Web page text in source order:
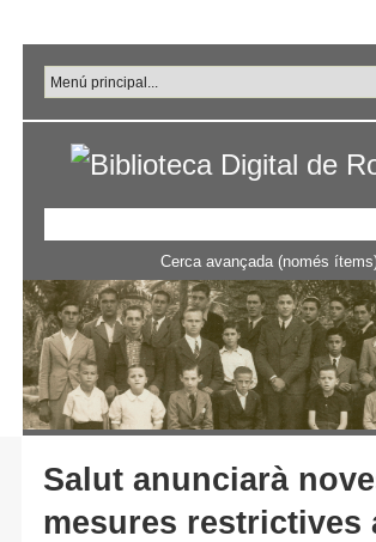
principal
Cerca avançada (només
Salut anunciarà
mesures restrictives